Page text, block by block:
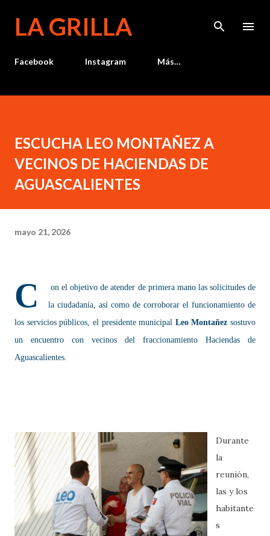
LA GRILLA
Facebook Instagram Más…
ESCUCHA LEO MONTAÑEZ A
VECINOS DE HACIENDAS DE
AGUASCALIENTES
mayo 21, 2026
C
on el objetivo de atender de primera mano las solicitudes de
la ciudadanía, así como de corroborar el funcionamiento de
los servicios públicos, el presidente municipal Leo Montañez sostuvo
un encuentro con vecinos del fraccionamiento Haciendas de
Aguascalientes.
Durante
la
reunión,
las y los
habitante
s